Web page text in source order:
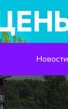
Новости